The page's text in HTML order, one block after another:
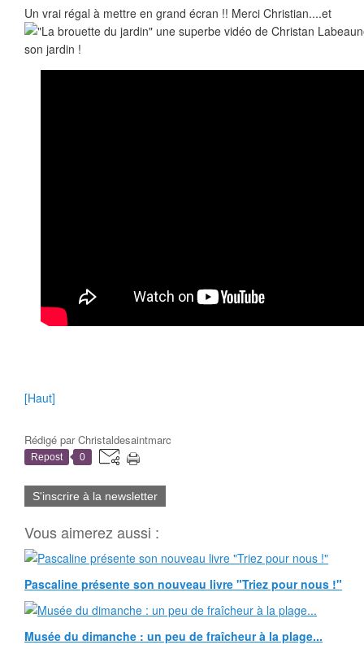
Un vrai régal à mettre en grand écran !! Merci Christian....et
[Haut]
Rédigé parChristaldesaintmarc
Repost 0
S'inscrire à la newsletter
Vous aimerez aussi :
Pascaline présente son nouveau livre "Triez pour nous !"
Musée du dimanche : un peu de fraîcheur à la plage...